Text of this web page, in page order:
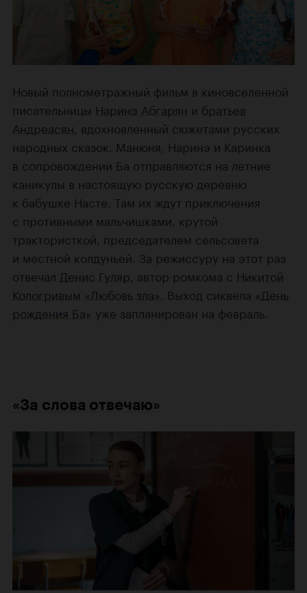
Новый полнометражный фильм в киновселенной
писательницы Наринэ Абгарян и братьев
Андреасян, вдохновленный сюжетами русских
народных сказок. Манюня, Наринэ и Каринка
в сопровождении Ба отправляются на летние
каникулы в настоящую русскую деревню
к бабушке Насте. Там их ждут приключения
с противными мальчишками, крутой
трактористкой, председателем сельсовета
и местной колдуньей. За режиссуру на этот раз
отвечал Денис Гуляр, автор ромкома с Никитой
Кологривым «Любовь зла». Выход сиквела «День
рождения Ба» уже запланирован на февраль.
«За слова отвечаю»